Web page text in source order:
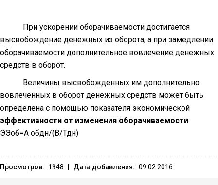
При ускорении оборачиваемости достигается
высвобождение денежных из оборота, а при замедлении
оборачиваемости дополнительное вовлечение денежных
средств в оборот.
Величины высвобожденных им дополнительно
вовлеченных в оборот денежных средств может быть
определена с помощью показателя экономической
эффективности от изменения оборачиваемости
ЭЭоб=А обдн/(В/Тдн)
Просмотров: 1948 Дата добавления: 09.02.2016